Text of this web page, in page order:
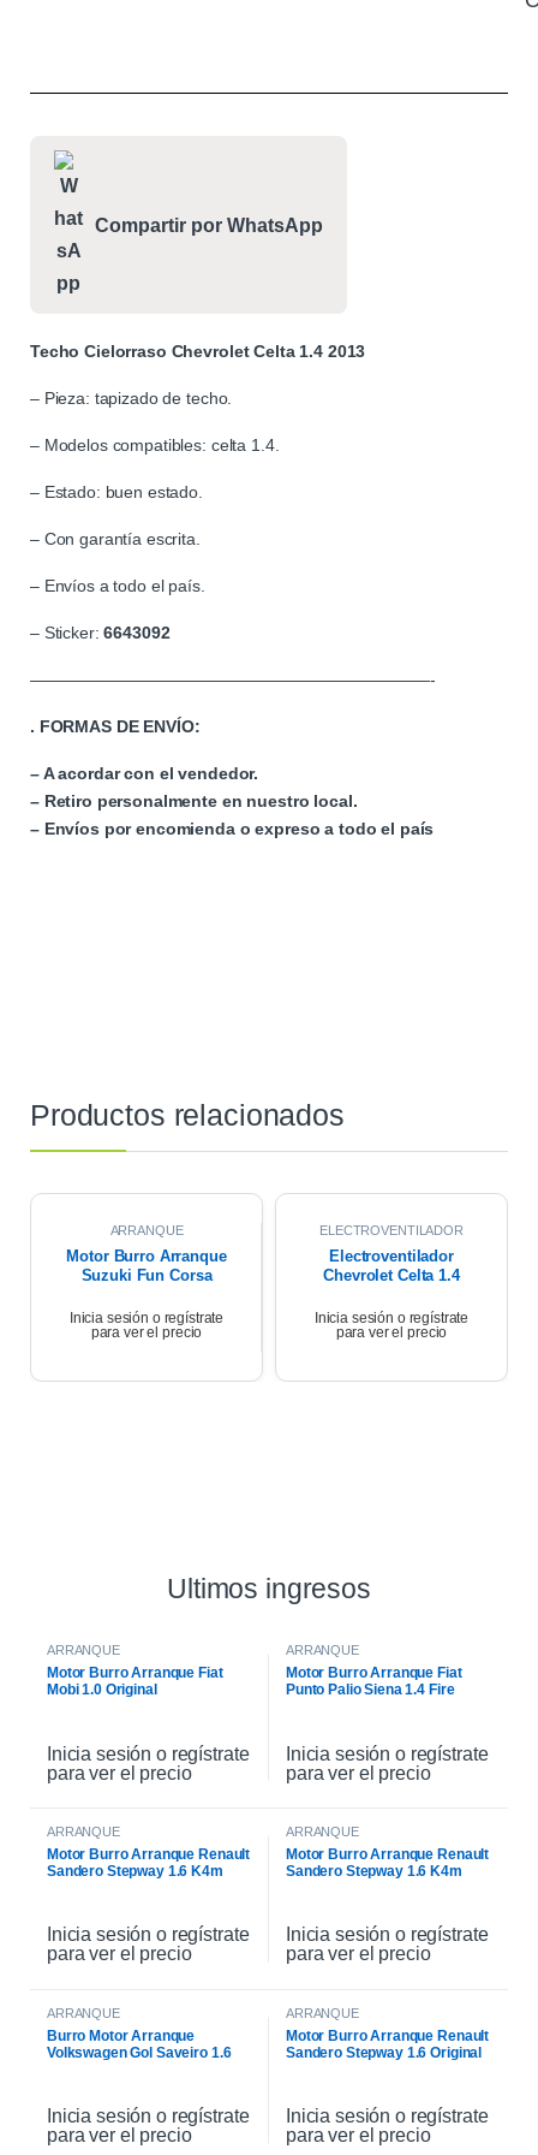
Compartir por WhatsApp
Techo Cielorraso Chevrolet Celta 1.4 2013
– Pieza: tapizado de techo.
– Modelos compatibles: celta 1.4.
– Estado: buen estado.
– Con garantía escrita.
– Envíos a todo el país.
– Sticker: 6643092
————————————————————————-
. FORMAS DE ENVÍO:
– A acordar con el vendedor.
– Retiro personalmente en nuestro local.
– Envíos por encomienda o expreso a todo el país
Productos relacionados
ARRANQUE
Motor Burro Arranque
Suzuki Fun Corsa
Inicia sesión o regístrate
para ver el precio
ELECTROVENTILADOR
Electroventilador
Chevrolet Celta 1.4
Inicia sesión o regístrate
para ver el precio
Ultimos ingresos
ARRANQUE
Motor Burro Arranque Fiat
Mobi 1.0 Original
Inicia sesión o regístrate
para ver el precio
ARRANQUE
Motor Burro Arranque Fiat
Punto Palio Siena 1.4 Fire
Inicia sesión o regístrate
para ver el precio
ARRANQUE
Motor Burro Arranque Renault
Sandero Stepway 1.6 K4m
Inicia sesión o regístrate
para ver el precio
ARRANQUE
Motor Burro Arranque Renault
Sandero Stepway 1.6 K4m
Inicia sesión o regístrate
para ver el precio
ARRANQUE
Burro Motor Arranque
Volkswagen Gol Saveiro 1.6
Inicia sesión o regístrate
para ver el precio
ARRANQUE
Motor Burro Arranque Renault
Sandero Stepway 1.6 Original
Inicia sesión o regístrate
para ver el precio